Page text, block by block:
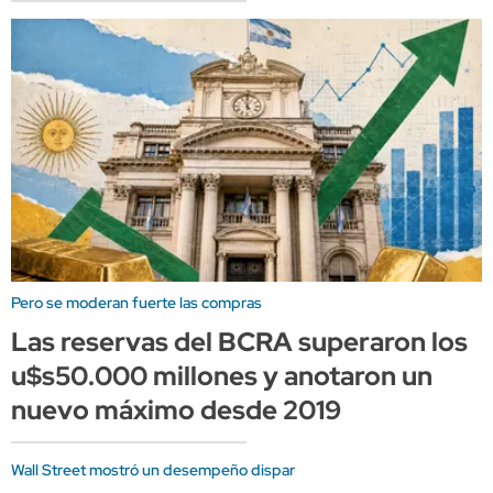
Pero se moderan fuerte las compras
Las reservas del BCRA superaron los
u$s50.000 millones y anotaron un
nuevo máximo desde 2019
Wall Street mostró un desempeño dispar